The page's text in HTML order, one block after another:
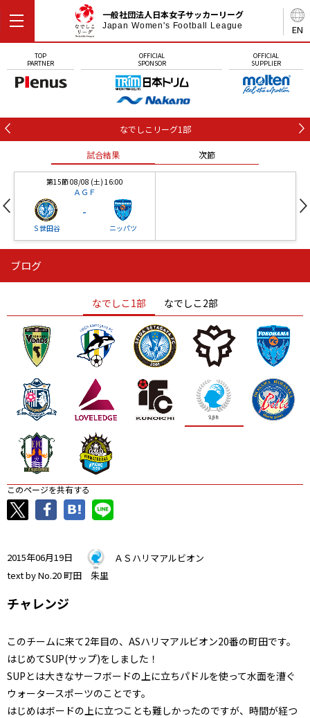
EN
一般社団法人日本女子サッカーリーグ
Japan Women's Football League
TOP
PARTNER
OFFICIAL
SPONSOR
OFFICIAL
SUPPLIER
なでしこリーグ1部
試合結果 次節
第15節 08/08 (土) 16:00
ＡＧＦ
Ｓ世田谷
-
ニッパツ
ニッパツ
ニッパツ 名古屋
石人の星
静岡 愛媛Ｌ
ブログ
なでしこ1部 なでしこ2部
このページを共有する
2015年06月19日
ＡＳハリマアルビオン
text by No.20 町田 朱里
チャレンジ
このチームに来て2年目の、ASハリマアルビオン20番の町田です。
はじめてSUP(サップ)をしました！
SUPとは大きなサーフボードの上に立ちパドルを使って水面を漕ぐ
ウォータースポーツのことです。
はじめはボードの上に立つことも難しかったのですが、時間が経つ